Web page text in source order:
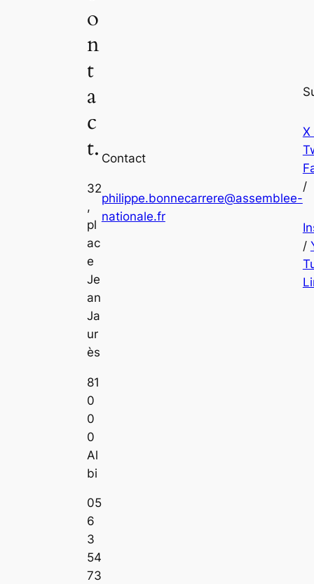
o
n
t
a
c
t.
32
,
pl
ac
e
Je
an
Ja
ur
ès
81
0
0
0
Al
bi
05
6
3
54
73
Contact
philippe.bonnecarrere@assemblee-
nationale.fr
X
/
/